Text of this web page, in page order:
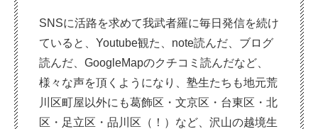
SNSに活路を求めて我武者羅に毎日発信を続け
ていると、Youtube観た、note読んだ、ブログ
読んだ、GoogleMapのクチコミ読んだなど、
様々な声を頂くようになり、塾生たちも地元荒
川区町屋以外にも葛飾区・文京区・台東区・北
区・足立区・品川区（！）など、沢山の越境生